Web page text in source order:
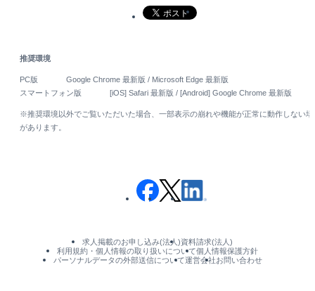
推奨環境
PC版
Google Chrome 最新版 / Microsoft Edge 最新版
スマートフォン版
[iOS] Safari 最新版 / [Android] Google Chrome 最新版
※推奨環境以外でご覧いただいた場合、一部表示の崩れや機能が正常に動作しない場
があります。
求人掲載のお申し込み(法人)資料請求(法人)
利用規約・個人情報の取り扱いについて個人情報保護方針
パーソナルデータの外部送信について運営会社お問い合わせ